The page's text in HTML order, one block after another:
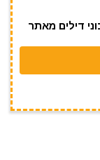
דילים מאתר